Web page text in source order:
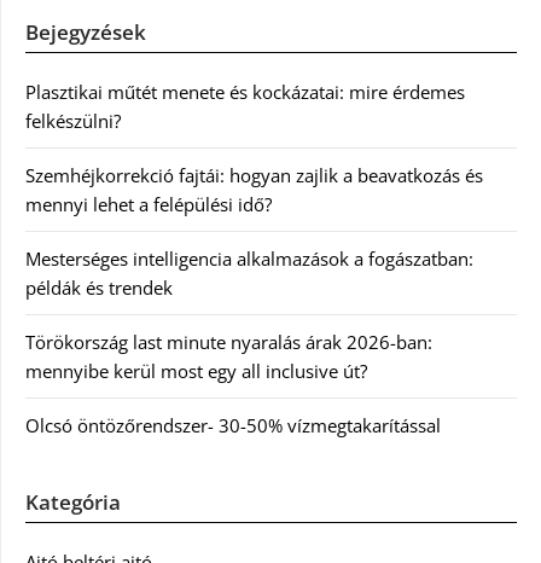
Bejegyzések
Plasztikai műtét menete és kockázatai: mire érdemes
felkészülni?
Szemhéjkorrekció fajtái: hogyan zajlik a beavatkozás és
mennyi lehet a felépülési idő?
Mesterséges intelligencia alkalmazások a fogászatban:
példák és trendek
Törökország last minute nyaralás árak 2026-ban:
mennyibe kerül most egy all inclusive út?
Olcsó öntözőrendszer- 30-50% vízmegtakarítással
Kategória